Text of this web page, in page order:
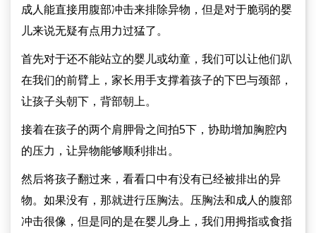
成人能直接用腹部冲击来排除异物，但是对于脆弱的婴
儿来说无疑有点用力过猛了。
首先对于还不能站立的婴儿或幼童，我们可以让他们趴
在我们的前臂上，家长用手支撑着孩子的下巴与颈部，
让孩子头朝下，背部朝上。
接着在孩子的两个肩胛骨之间拍5下，协助增加胸腔内
的压力，让异物能够顺利排出。
然后将孩子翻过来，看看口中有没有已经被排出的异
物。如果没有，那就进行压胸法。压胸法和成人的腹部
冲击很像，但是同的是在婴儿身上，我们用拇指或食指